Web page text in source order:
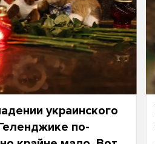
украинского
по-